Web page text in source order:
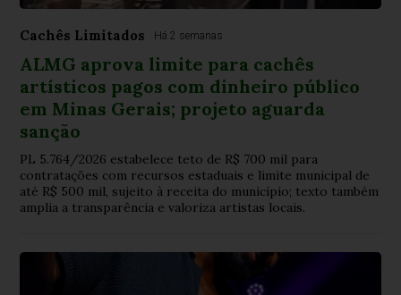
Cachês Limitados Há 2 semanas
ALMG aprova limite para cachês
artísticos pagos com dinheiro público
em Minas Gerais; projeto aguarda
sanção
PL 5.764/2026 estabelece teto de R$ 700 mil para
contratações com recursos estaduais e limite municipal de
até R$ 500 mil, sujeito à receita do município; texto também
amplia a transparência e valoriza artistas locais.